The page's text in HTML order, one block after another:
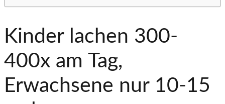
Kinder lachen 300-
400x am Tag,
Erwachsene nur 10-15